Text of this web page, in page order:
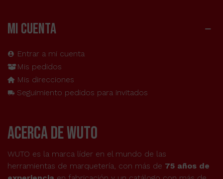
MI CUENTA
Entrar a mi cuenta
Mis pedidos
Mis direcciones
Seguimiento pedidos para invitados
acerca de wuto
WUTO es la marca líder en el mundo de las
herramientas de marquetería, con más de 75 años de